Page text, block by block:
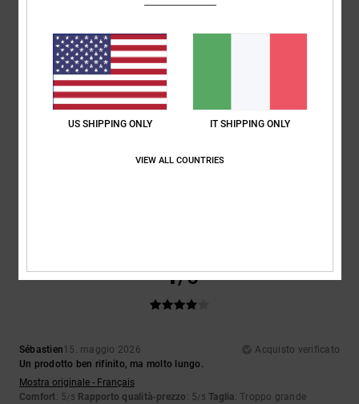
4
4/5
Sébastien15. maggio 2026
Acquisto verificato
Un prodotto ben rifinito, ma molto lungo.
Mostra originale - Français
Comfort: 5/5 Rapporto qualità-prezzo : 5/5 Taglia: Troppo grande
US SHIPPING ONLY IT SHIPPING ONLY
VIEW ALL COUNTRIES